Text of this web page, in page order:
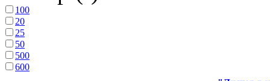
100
20
25
50
500
600